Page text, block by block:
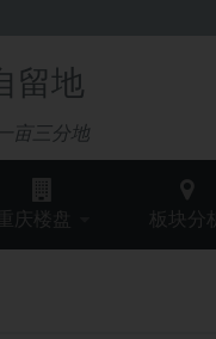
留地
亩三分地
重庆楼盘 板块分析